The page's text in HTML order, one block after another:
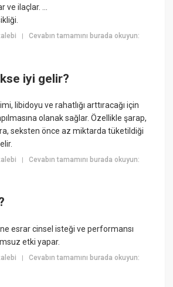
ve ilaçlar. ...
|Cevabın tamamını burada okuyun:
iyi gelir?
libidoyu ve rahatlığı arttıracağı için
olanak sağlar. Özellikle şarap,
seksten önce az miktarda tüketildiği
|Cevabın tamamını burada okuyun:
esrar cinsel isteği ve performansı
etki yapar.
|Cevabın tamamını burada okuyun: